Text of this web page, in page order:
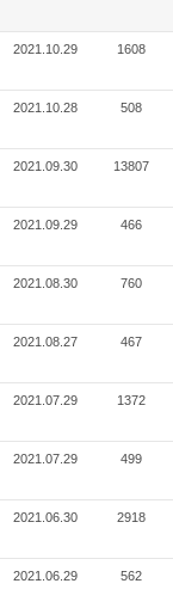
2021.10.29 1608
2021.10.28 508
2021.09.30 13807
2021.09.29 466
2021.08.30 760
2021.08.27 467
2021.07.29 1372
2021.07.29 499
2021.06.30 2918
2021.06.29 562